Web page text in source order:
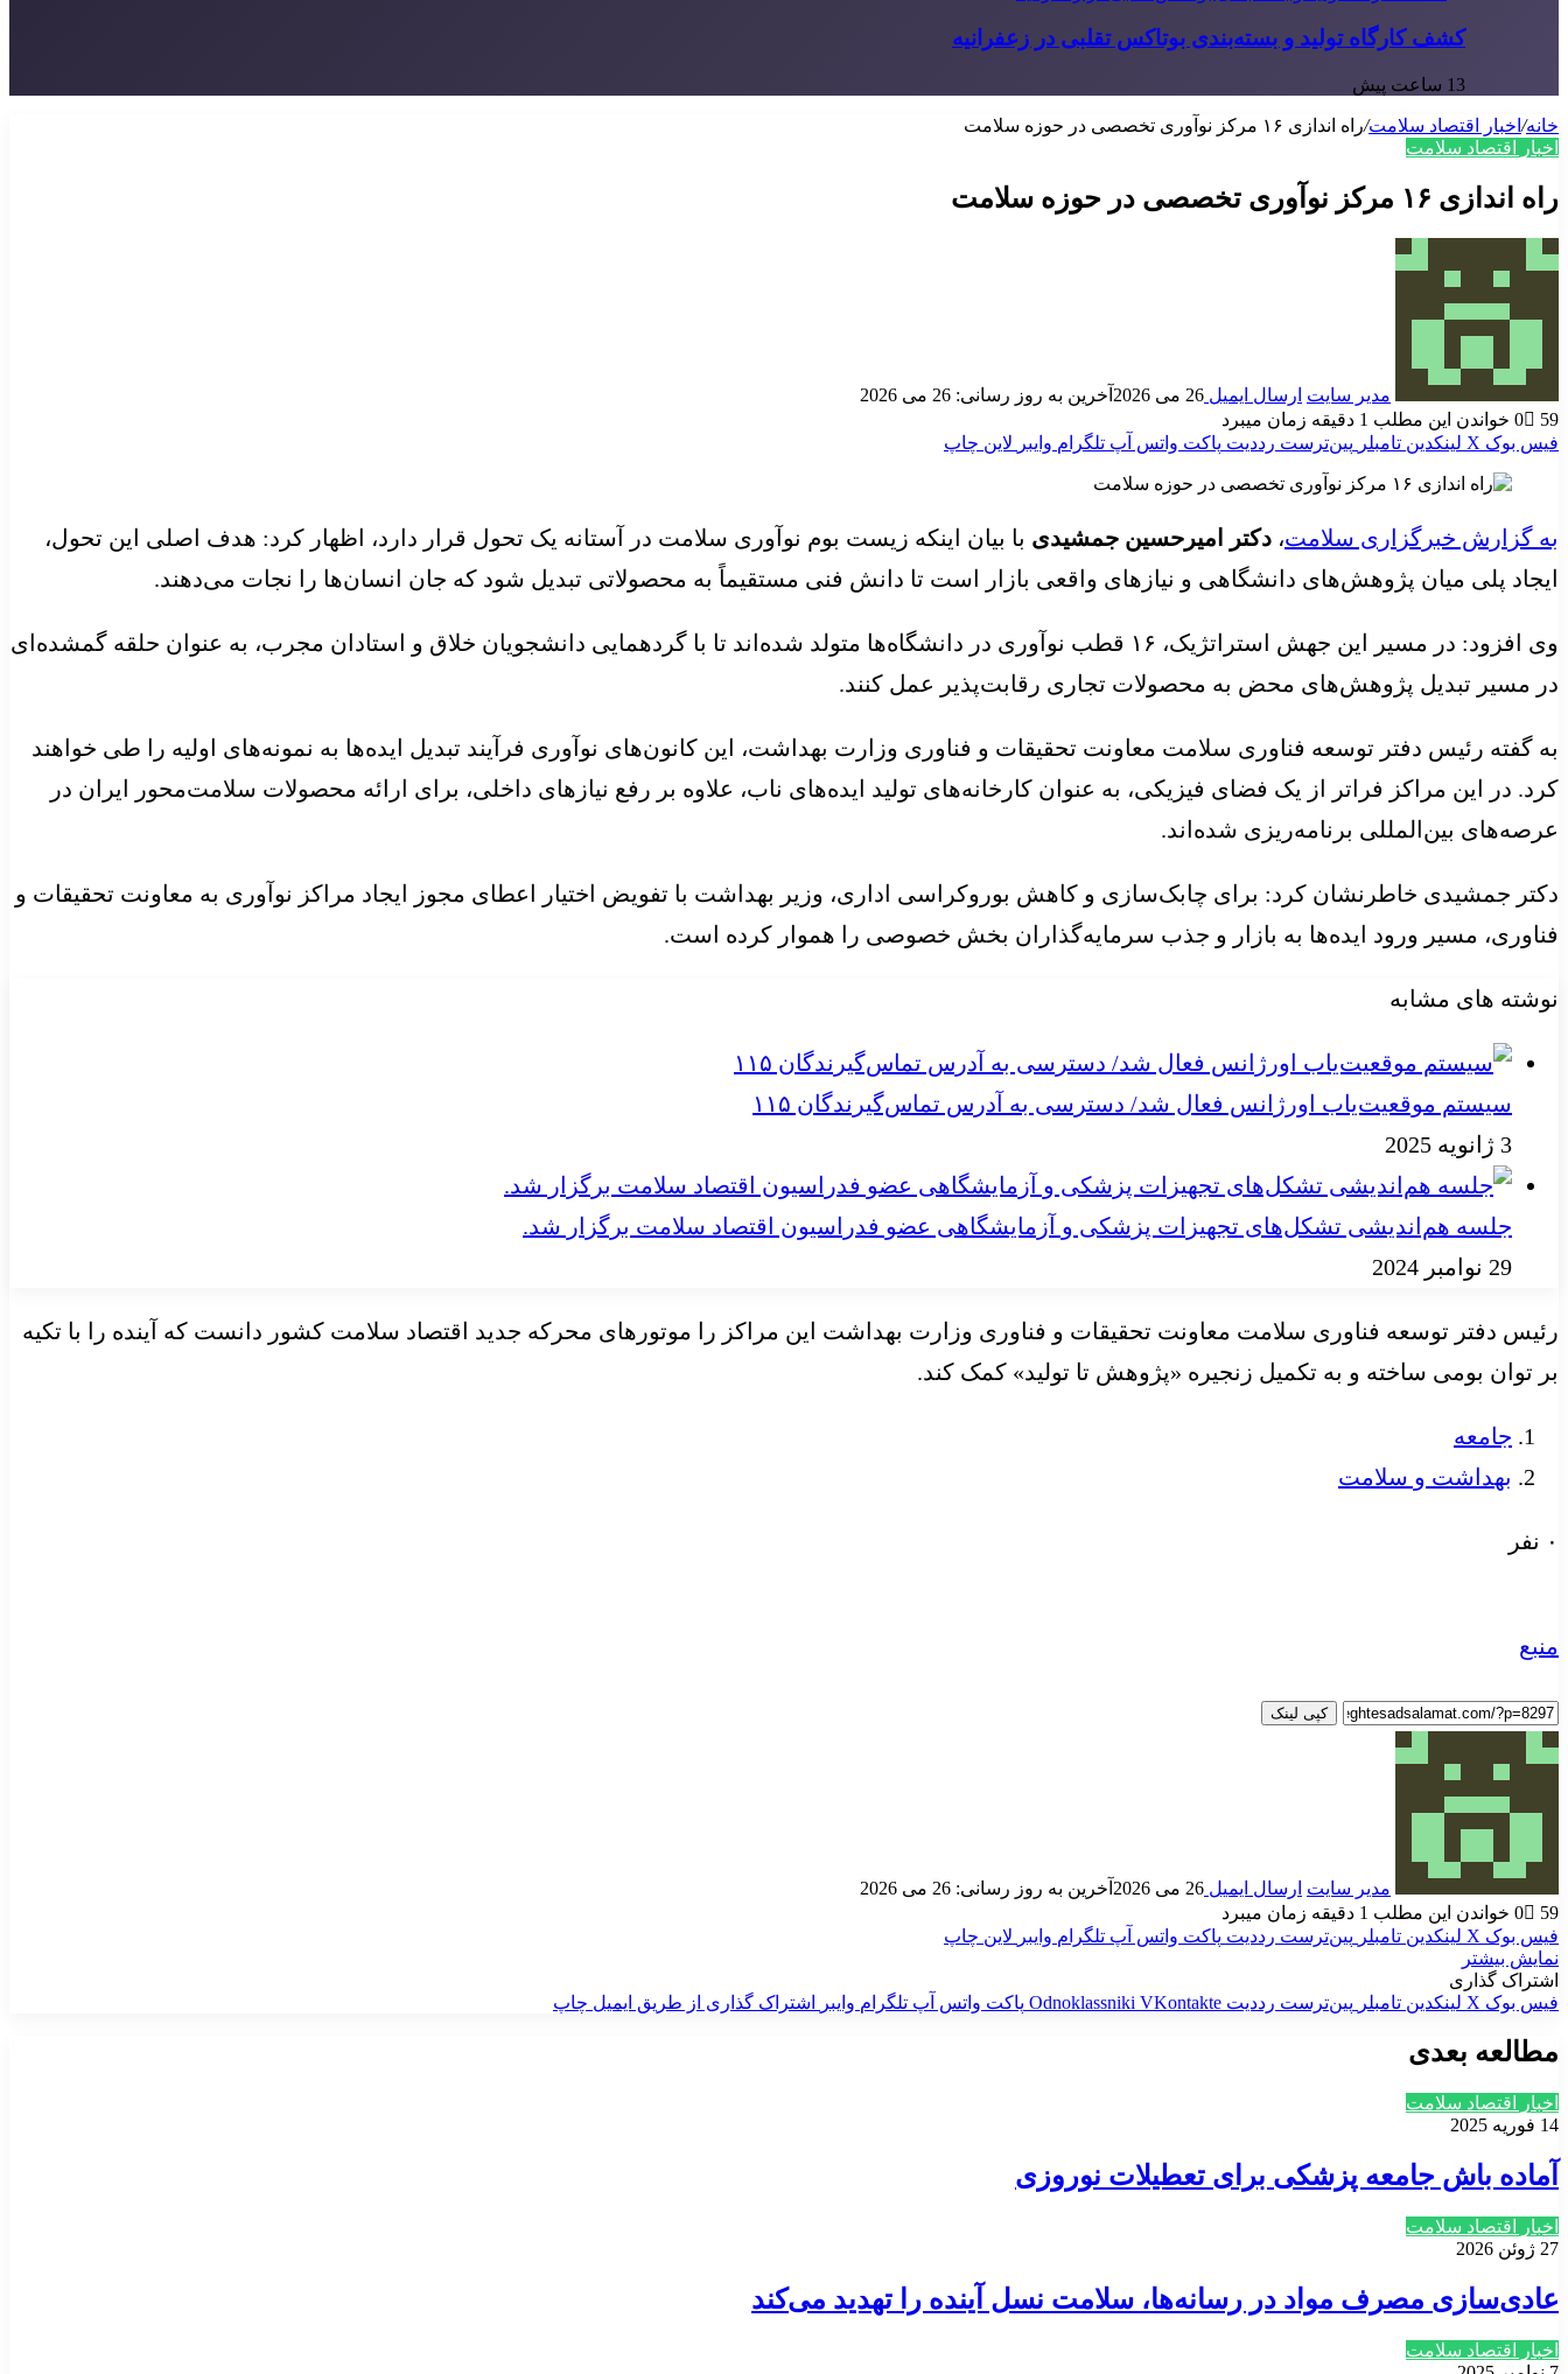
کشف کارگاه تولید و بسته‌بندی بوتاکس تقلبی در زعفرانیه
13 ساعت پیش
خانه/ اخبار اقتصاد سلامت/راه اندازی ۱۶ مرکز نوآوری تخصصی در حوزه سلامت
اخبار اقتصاد سلامت
راه اندازی ۱۶ مرکز نوآوری تخصصی در حوزه سلامت
مدیر سایت ارسال ایمیل 26 می 2026
آخرین به روز رسانی: 26 می 2026
0
59
خواندن این مطلب 1 دقیقه زمان میبرد
فیس بوک X لینکدین ‫تامبلر ‫پین‌ترست ‫رددیت پاکت واتس آپ تلگرام وایبر لاین چاپ
به گزارش خبرگزاری سلامت، دکتر امیرحسین جمشیدی با بیان اینکه زیست بوم نوآوری سلامت در آستانه یک تحول قرار دارد، اظهار کرد: هدف اصلی این تحول،
ایجاد پلی میان پژوهش‌های دانشگاهی و نیازهای واقعی بازار است تا دانش فنی مستقیماً به محصولاتی تبدیل شود که جان انسان‌ها را نجات می‌دهند.
وی افزود: در مسیر این جهش استراتژیک، ۱۶ قطب نوآوری در دانشگاه‌ها متولد شده‌اند تا با گردهمایی دانشجویان خلاق و استادان مجرب، به عنوان حلقه گمشده‌ای
در مسیر تبدیل پژوهش‌های محض به محصولات تجاری رقابت‌پذیر عمل کنند.
به گفته رئیس دفتر توسعه فناوری سلامت معاونت تحقیقات و فناوری وزارت بهداشت، این کانون‌های نوآوری فرآیند تبدیل ایده‌ها به نمونه‌های اولیه را طی خواهند
کرد. در این مراکز فراتر از یک فضای فیزیکی، به عنوان کارخانه‌های تولید ایده‌های ناب، علاوه بر رفع نیازهای داخلی، برای ارائه محصولات سلامت‌محور ایران در
عرصه‌های بین‌المللی برنامه‌ریزی شده‌اند.
دکتر جمشیدی خاطرنشان کرد: برای چابک‌سازی و کاهش بوروکراسی اداری، وزیر بهداشت با تفویض اختیار اعطای مجوز ایجاد مراکز نوآوری به معاونت تحقیقات و
فناوری، مسیر ورود ایده‌ها به بازار و جذب سرمایه‌گذاران بخش خصوصی را هموار کرده است.
نوشته های مشابه
سیستم موقعیت‌یاب اورژانس فعال شد/ دسترسی به آدرس تماس‌گیرندگان ۱۱۵
3 ژانویه 2025
جلسه هم‌اندیشی تشکل‌های تجهیزات پزشکی و آزمایشگاهی عضو فدراسیون اقتصاد سلامت برگزار شد.
29 نوامبر 2024
رئیس دفتر توسعه فناوری سلامت معاونت تحقیقات و فناوری وزارت بهداشت این مراکز را موتورهای محرکه جدید اقتصاد سلامت کشور دانست که آینده را با تکیه
بر توان بومی ساخته و به تکمیل زنجیره «پژوهش تا تولید» کمک کند.
جامعه
بهداشت و سلامت
۰ نفر
منبع
کپی لینک
مدیر سایت ارسال ایمیل 26 می 2026
آخرین به روز رسانی: 26 می 2026
0
59
خواندن این مطلب 1 دقیقه زمان میبرد
فیس بوک X لینکدین ‫تامبلر ‫پین‌ترست ‫رددیت پاکت واتس آپ تلگرام وایبر لاین چاپ
نمایش بیشتر
اشتراک گذاری
فیس بوک X لینکدین ‫تامبلر ‫پین‌ترست ‫رددیت ‫VKontakte
‫Odnoklassniki پاکت واتس آپ تلگرام وایبر اشتراک گذاری از طریق ایمیل چاپ
مطالعه بعدی
اخبار اقتصاد سلامت
14 فوریه 2025
آماده باش جامعه پزشکی برای تعطیلات نوروزی
اخبار اقتصاد سلامت
27 ژوئن 2026
عادی‌سازی مصرف مواد در رسانه‌ها، سلامت نسل آینده را تهدید می‌کند
اخبار اقتصاد سلامت